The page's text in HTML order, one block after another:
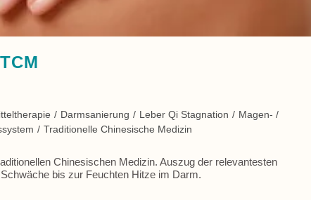
/ Darmsanierung / Leber Qi Stagnation / Magen- /
/ Traditionelle Chinesische Medizin
Chinesischen Medizin. Auszug der relevantesten
bis zur Feuchten Hitze im Darm.